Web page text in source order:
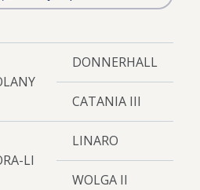
DONNERHALL
CATANIA III
LI
LINARO
WOLGA II